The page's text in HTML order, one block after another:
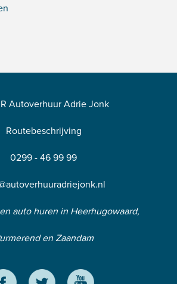
Autoverhuur Adrie Jonk
Routebeschrijving
0299 - 46 99 99
auto huren in Heerhugowaard,
en Zaandam